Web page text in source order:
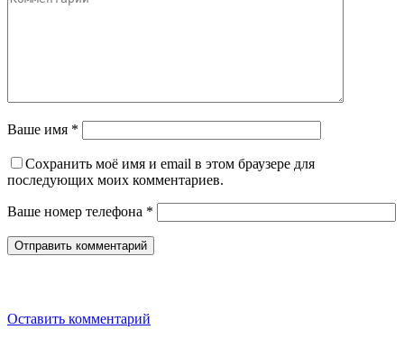
Ваше имя *
Сохранить моё имя и email в этом браузере для
последующих моих комментариев.
Ваше номер телефона *
Оставить комментарий